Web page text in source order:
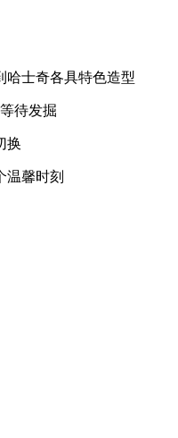
哈士奇各具特色造型
待发掘
换
温馨时刻